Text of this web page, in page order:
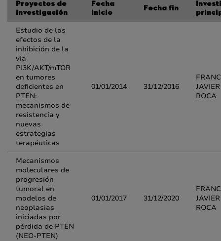
Proyectos de
investigación
Fecha
inicio
Fecha fin
Estudio de los
efectos de la
inhibición de la
via
PI3K/AKT/mTOR
en tumores
deficientes en
PTEN:
mecanismos de
resistencia y
nuevas
estrategias
terapéuticas
01/01/2014 31/12/2016
ROCA
Mecanismos
moleculares de
progresión
tumoral en
modelos de
neoplasias
iniciadas por
pérdida de PTEN
(NEO-PTEN)
01/01/2017 31/12/2020
ROCA